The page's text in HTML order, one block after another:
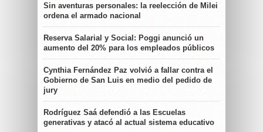
Sin aventuras personales: la reelección de Milei
ordena el armado nacional
Reserva Salarial y Social: Poggi anunció un
aumento del 20% para los empleados públicos
Cynthia Fernández Paz volvió a fallar contra el
Gobierno de San Luis en medio del pedido de
jury
Rodríguez Saá defendió a las Escuelas
generativas y atacó al actual sistema educativo